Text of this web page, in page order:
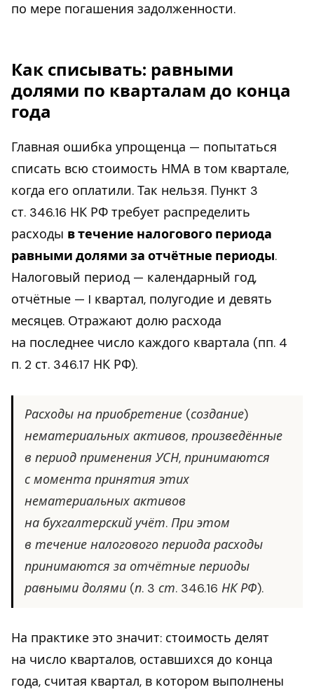
по мере погашения задолженности.
Как списывать: равными
долями по кварталам до конца
года
Главная ошибка упрощенца — попытаться
списать всю стоимость НМА в том квартале,
когда его оплатили. Так нельзя. Пункт 3
ст. 346.16 НК РФ требует распределить
расходы в течение налогового периода
равными долями за отчётные периоды.
Налоговый период — календарный год,
отчётные — I квартал, полугодие и девять
месяцев. Отражают долю расхода
на последнее число каждого квартала (пп. 4
п. 2 ст. 346.17 НК РФ).
Расходы на приобретение (создание)
нематериальных активов, произведённые
в период применения УСН, принимаются
с момента принятия этих
нематериальных активов
на бухгалтерский учёт. При этом
в течение налогового периода расходы
принимаются за отчётные периоды
равными долями (п. 3 ст. 346.16 НК РФ).
На практике это значит: стоимость делят
на число кварталов, оставшихся до конца
года, считая квартал, в котором выполнены